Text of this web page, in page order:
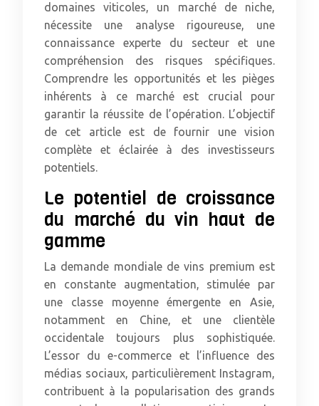
domaines viticoles, un marché de niche,
nécessite une analyse rigoureuse, une
connaissance experte du secteur et une
compréhension des risques spécifiques.
Comprendre les opportunités et les pièges
inhérents à ce marché est crucial pour
garantir la réussite de l’opération. L’objectif
de cet article est de fournir une vision
complète et éclairée à des investisseurs
potentiels.
Le potentiel de croissance
du marché du vin haut de
gamme
La demande mondiale de vins premium est
en constante augmentation, stimulée par
une classe moyenne émergente en Asie,
notamment en Chine, et une clientèle
occidentale toujours plus sophistiquée.
L’essor du e-commerce et l’influence des
médias sociaux, particulièrement Instagram,
contribuent à la popularisation des grands